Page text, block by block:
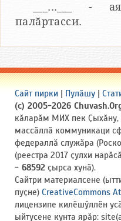
___...___ -
палӑртасси.
Сайт пирки | Пулӑшу |
(c) 2005-2026
кӑларӑм МИХ пек Ҫыхӑну,
массӑллӑ коммуникаци
федераллӑ служӑра
(реестра 2017 ҫулхи
- 68592 ҫырса хунӑ).
Сайтри материалсене
пуҫне) CreativeCommons
лицензипе килӗшӳллӗн
ыйтусене кунта ярӑр: